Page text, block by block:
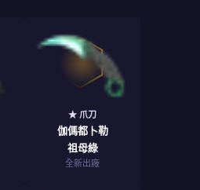
★ 爪刀
伽傌都卜勒
祖母綠
全新出廠